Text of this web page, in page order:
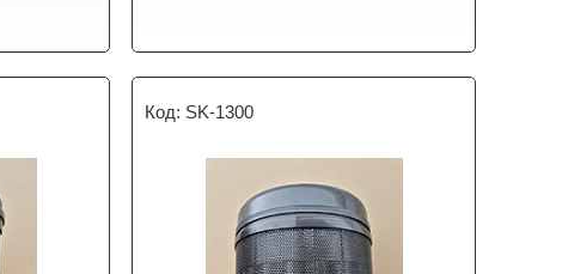
SK-1300